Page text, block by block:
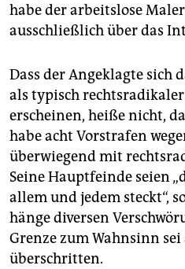
habe der arbeitslose
ausschließlich über das
Dass der Angeklagte sich
als typisch
erscheinen, heiße nicht,
habe acht Vorstrafen
überwiegend mit
Seine Hauptfeinde seien
allem und jedem steckt“,
hänge diversen
Grenze zum Wahnsinn
überschritten.